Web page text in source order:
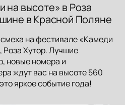
на высоте» в Роза
в Красной Поляне
на фестивале «Камеди
Роза Хутор. Лучшие
новые номера и
ждут вас на высоте 560
яркое событие года!